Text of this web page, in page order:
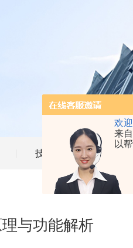
欢迎
来
以
技术文章
与功能解析